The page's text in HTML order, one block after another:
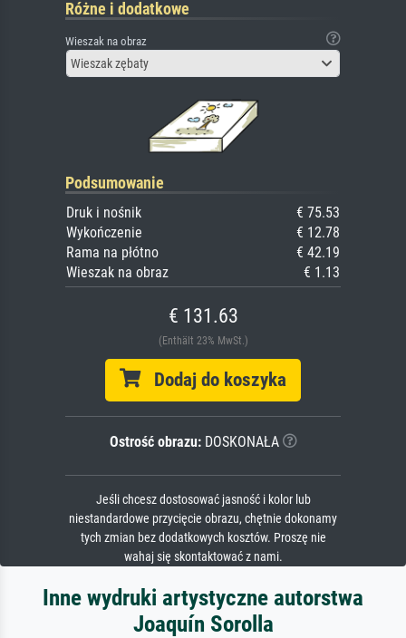
Różne i dodatkowe
Wieszak na obraz
Wieszak zębaty
Podsumowanie
Druk i nośnik
€ 75.53
Wykończenie
€ 12.78
Rama na płótno
€ 42.19
Wieszak na obraz
€ 1.13
€ 131.63
(Enthält 23% MwSt.)
Dodaj do koszyka
Ostrość obrazu:DOSKONAŁA
Jeśli chcesz dostosować jasność i kolor lub
niestandardowe przycięcie obrazu, chętnie dokonamy
tych zmian bez dodatkowych kosztów. Proszę nie
wahaj się skontaktować z nami.
Inne wydruki artystyczne autorstwa
Joaquín Sorolla